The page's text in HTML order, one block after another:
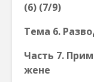
(6) (7/9)
Тема 6.
Часть 7.
жене